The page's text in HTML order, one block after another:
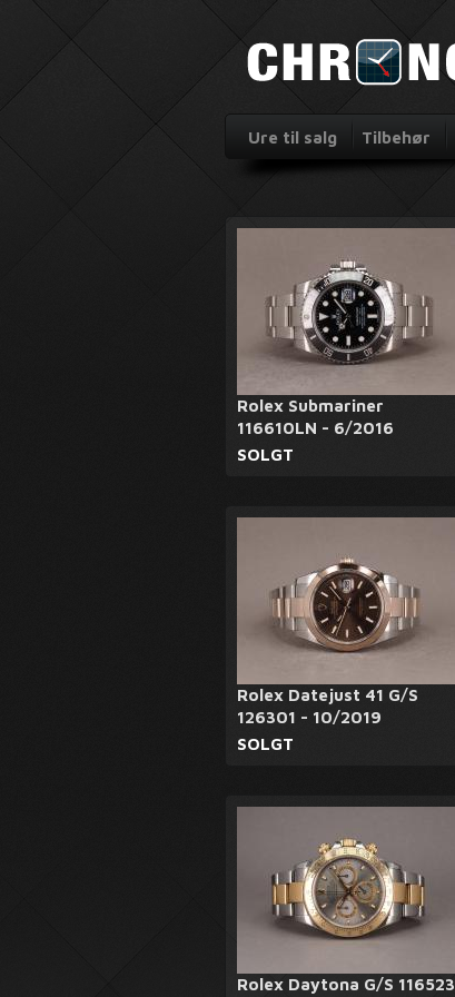
Ure til salg Tilbehør
Rolex Submariner
116610LN - 6/2016
SOLGT
Rolex Datejust 41 G/S
126301 - 10/2019
SOLGT
Rolex Daytona G/S 116523